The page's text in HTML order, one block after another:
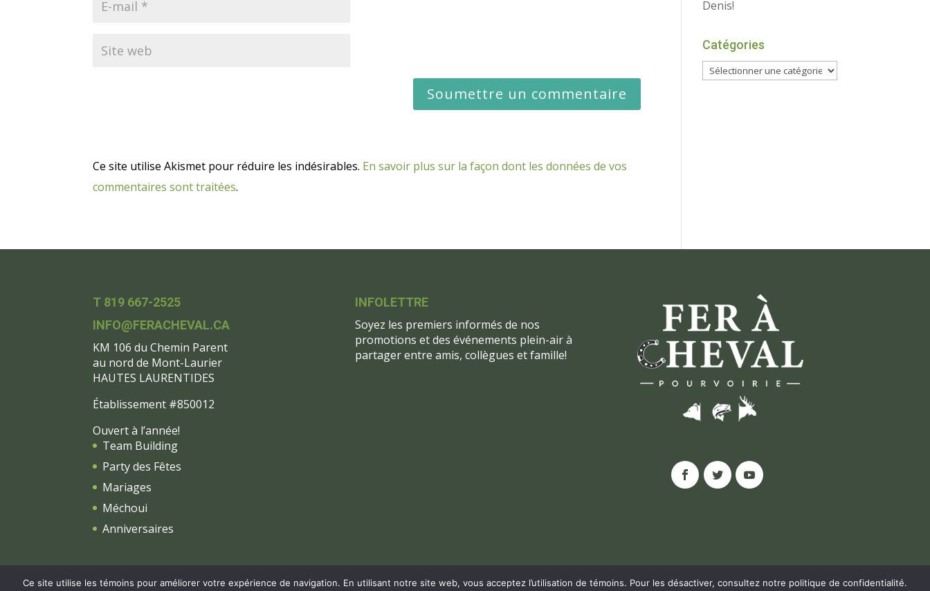
Ce site utilise Akismet pour réduire les indésirables. En savoir plus sur la façon dont les données de vos
commentaires sont traitées.
Denis!
Catégories
T 819 667-2525
INFO@FERACHEVAL.CA
KM 106 du Chemin Parent
au nord de Mont-Laurier
HAUTES LAURENTIDES
Établissement #850012
Ouvert à l’année!
Team Building
Party des Fêtes
Mariages
Méchoui
Anniversaires
INFOLETTRE
Soyez les premiers informés de nos
promotions et des événements plein-air à
partager entre amis, collègues et famille!
Ce site utilise les témoins pour améliorer votre expérience de navigation. En utilisant notre site web, vous acceptez l’utilisation de témoins. Pour les désactiver, consultez notre politique de confidentialité.